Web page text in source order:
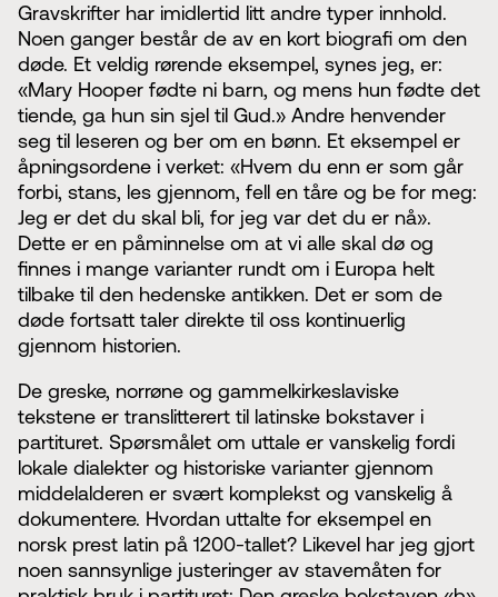
Gravskrifter har imidlertid litt andre typer innhold.
Noen ganger består de av en kort biografi om den
døde. Et veldig rørende eksempel, synes jeg, er:
«Mary Hooper fødte ni barn, og mens hun fødte det
tiende, ga hun sin sjel til Gud.» Andre henvender
seg til leseren og ber om en bønn. Et eksempel er
åpningsordene i verket: «Hvem du enn er som går
forbi, stans, les gjennom, fell en tåre og be for meg:
Jeg er det du skal bli, for jeg var det du er nå».
Dette er en påminnelse om at vi alle skal dø og
finnes i mange varianter rundt om i Europa helt
tilbake til den hedenske antikken. Det er som de
døde fortsatt taler direkte til oss kontinuerlig
gjennom historien.
De greske, norrøne og gammelkirkeslaviske
tekstene er translitterert til latinske bokstaver i
partituret. Spørsmålet om uttale er vanskelig fordi
lokale dialekter og historiske varianter gjennom
middelalderen er svært komplekst og vanskelig å
dokumentere. Hvordan uttalte for eksempel en
norsk prest latin på 1200-tallet? Likevel har jeg gjort
noen sannsynlige justeringer av stavemåten for